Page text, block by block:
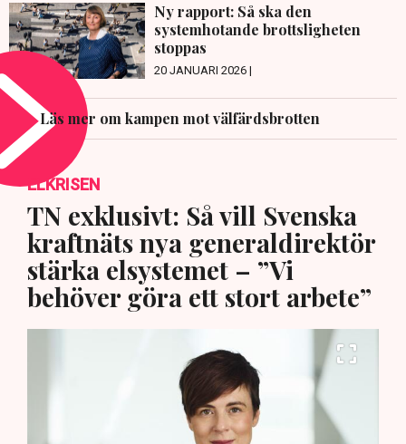
Ny rapport: Så ska den
systemhotande brottsligheten
stoppas
20 JANUARI 2026 |
Läs mer om kampen mot välfärdsbrotten
ELKRISEN
TN exklusivt: Så vill Svenska
kraftnäts nya generaldirektör
stärka elsystemet – ”Vi
behöver göra ett stort arbete”